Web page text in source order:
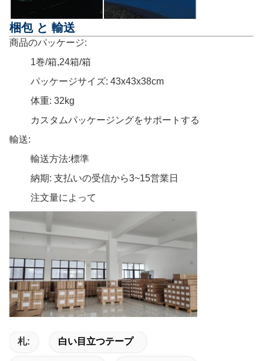
梱包 と 輸送
商品のパッケージ:
1巻/箱,24箱/箱
パッケージサイズ: 43x43x38cm
体重: 32kg
カスタムパッケージングをサポートする
輸送:
輸送方法:標準
納期: 支払いの受信から3~15営業日
注文量によって
札: 白い目立つテープ